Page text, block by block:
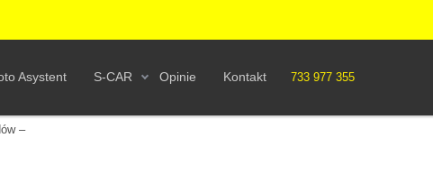
733 977 355
Asystent S-CAR Opinie Kontakt
–